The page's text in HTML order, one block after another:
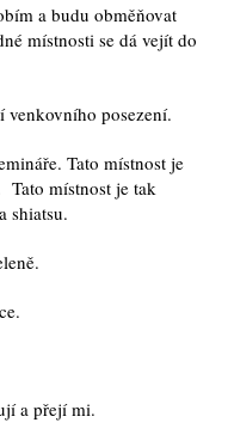
a budu obměňovat
místnosti se dá vejít do
venkovního posezení.
Tato místnost je
místnost je tak
shiatsu.
a přejí mi.